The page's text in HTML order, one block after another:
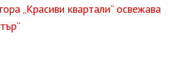
„Красиви квартали“ освежава